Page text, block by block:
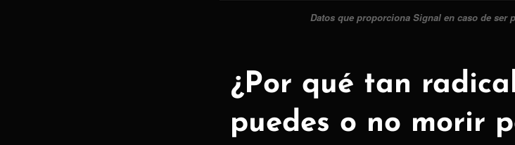
Datos que proporciona Signal en caso de ser
¿Por qué tan
puedes o no morir